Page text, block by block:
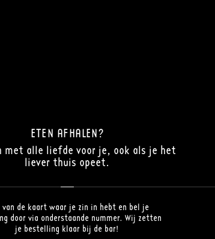
ETEN AFHALEN?
met alle liefde voor je, ook als je het
liever thuis opeet.
van de kaart waar je zin in hebt en bel je
door via onderstaande nummer. Wij zetten
je bestelling klaar bij de bar!